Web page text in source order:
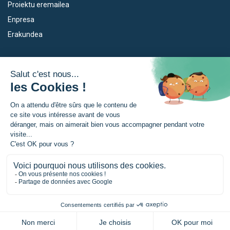
Proiektu eremailea
Enpresa
Erakundea
Empleo
Eskola Futura
Forma NAEN
TRANSFERMUGA-RREKIN
Euroeskualdea
Zer da Euroeskualdea?
Berriak
Prentsa gunia
© Akitania-Berria Euskadi Nafarroa Euroeskualdeak |Legezko oharrak